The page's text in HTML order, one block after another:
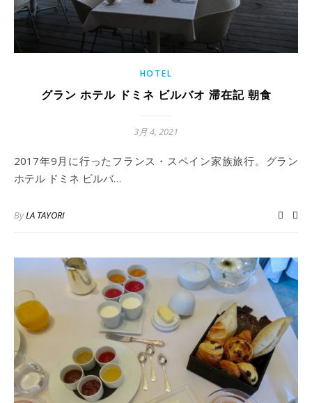
HOTEL
グラン ホテル ドミネ ビルバオ 滞在記 朝食
3月 4, 2021
2017年9月に行ったフランス・スペイン家族旅行。グラン
ホテル ドミネ ビルバ…
ByLA TAYORI